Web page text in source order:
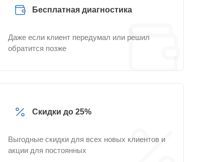
Бесплатная диагностика
Даже если клиент передумал или решил
обратится позже
Скидки до 25%
Выгодные скидки для всех новых клиентов и
акции для постоянных